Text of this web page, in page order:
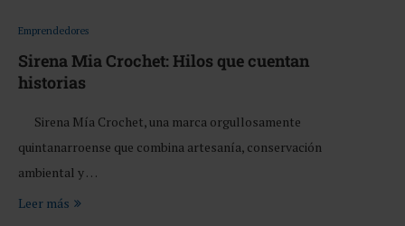
Emprendedores
Sirena Mia Crochet: Hilos que cuentan
historias
Sirena Mía Crochet, una marca orgullosamente
quintanarroense que combina artesanía, conservación
ambiental y …
Leer más